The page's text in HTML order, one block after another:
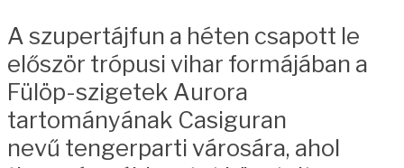
A szupertájfun a héten csapott le
először trópusi vihar formájában a
Fülöp-szigetek Aurora
tartományának Casiguran
nevű tengerparti városára, ahol